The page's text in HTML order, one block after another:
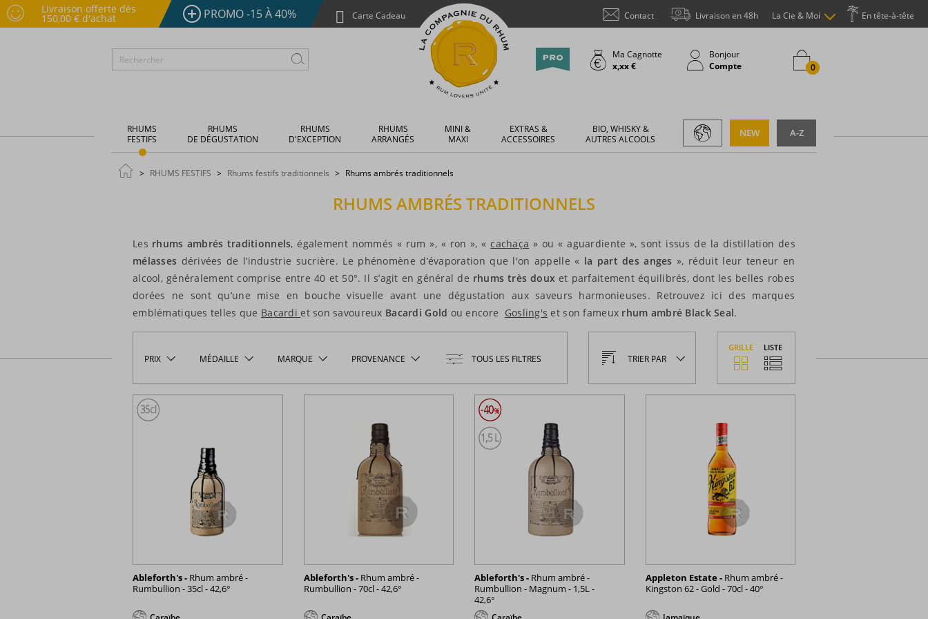
Livraison offerte dès
150,00 € d'achat PROMO -15 À 40% Carte Cadeau En tête-à-tête
La Cie & Moi
Livraison en 48h
Contact
Ma Cagnotte
x,xx €
Bonjour
Compte
0
RHUMS
FESTIFS
RHUMS
DE DÉGUSTATION
RHUMS
D'EXCEPTION
RHUMS
ARRANGÉS
MINI &
MAXI
EXTRAS &
ACCESSOIRES
BIO, WHISKY &
AUTRES ALCOOLS
A-Z
NEW
RHUMS FESTIFS Rhums festifs traditionnels Rhums ambrés traditionnels
RHUMS AMBRÉS TRADITIONNELS
Les rhums ambrés traditionnels, également nommés « rum », « ron », « cachaça » ou « aguardiente », sont issus de la distillation des
mélasses dérivées de l’industrie sucrière. Le phénomène d’évaporation que l'on appelle « la part des anges », réduit leur teneur en
alcool, généralement comprise entre 40 et 50°. Il s’agit en général de rhums très doux et parfaitement équilibrés, dont les belles robes
dorées ne sont qu’une mise en bouche visuelle avant une dégustation aux saveurs harmonieuses. Retrouvez ici des marques
emblématiques telles que Bacardi et son savoureux Bacardi Gold ou encore Gosling's et son fameux rhum ambré Black Seal.
PRIX MÉDAILLE MARQUE PROVENANCE TOUS LES FILTRES TRIER PAR
GRILLE LISTE
Ableforth's - Rhum ambré -
Rumbullion - 35cl - 42,6°
Ableforth's -Rhum ambré -
Rumbullion - 70cl - 42,6°
Ableforth's - Rhum ambré -
Rumbullion - Magnum - 1,5L -
42,6°
Appleton Estate -Rhum ambré -
Kingston 62 - Gold - 70cl - 40°